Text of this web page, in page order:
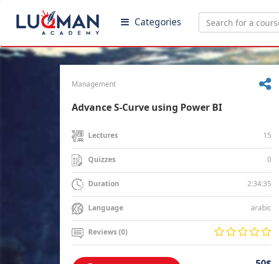
Categories
Management
Advance S-Curve using Power BI
Lectures 15
Quizzes 0
Duration 2:34:35
Language arabic
Reviews (0)